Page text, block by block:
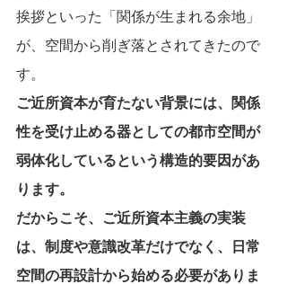
挨拶といった「関係が生まれる余地」
が、空間から削ぎ落とされてきたので
す。
ご近所資本が育たない背景には、関係
性を受け止める器としての都市空間が
弱体化しているという構造的要因があ
ります。
だからこそ、ご近所資本主義の実装
は、制度や意識改革だけでなく、日常
空間の再設計から始める必要がありま